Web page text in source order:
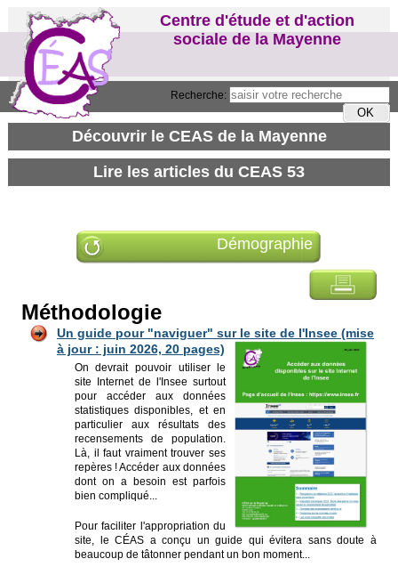
Recherche:
Centre d'étude et d'action
sociale de la Mayenne
Démographie
Méthodologie
Un guide pour "naviguer" sur le site de l'Insee (mise
à jour : juin 2026, 20 pages)
On devrait pouvoir utiliser le
site Internet de l'Insee surtout
pour accéder aux données
statistiques disponibles, et en
particulier aux résultats des
recensements de population.
Là, il faut vraiment trouver ses
repères ! Accéder aux données
dont on a besoin est parfois
bien compliqué...
Pour faciliter l'appropriation du
site, le CÉAS a conçu un guide qui évitera sans doute à
beaucoup de tâtonner pendant un bon moment...